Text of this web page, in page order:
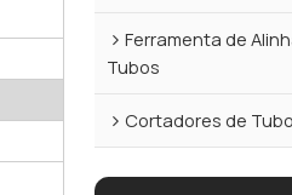
Ferramenta de
Tubos
Cortadores de